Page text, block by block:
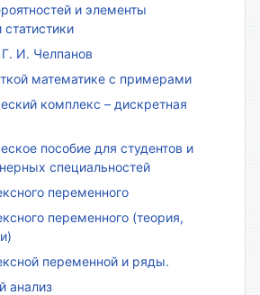
и элементы
Г. И. Челпанов
математике с примерами
комплекс – дискретная
пособие для студентов и
специальностей
переменного
переменного (теория,
переменной и ряды.
анализ